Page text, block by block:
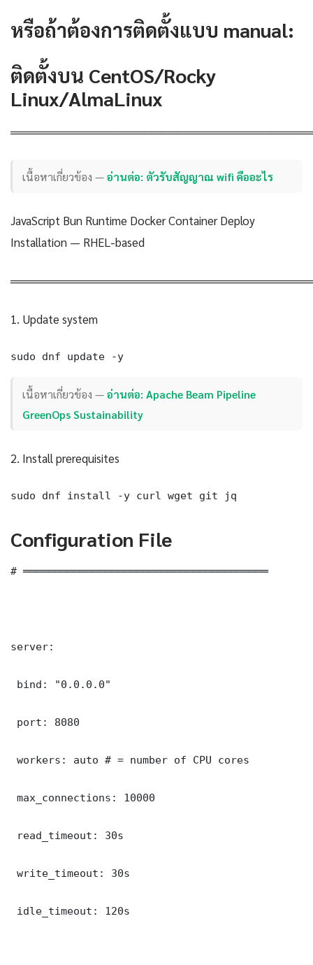
หรือถ้าต้องการติดตั้งแบบ manual:
ติดตั้งบน CentOS/Rocky
Linux/AlmaLinux
เนื้อหาเกี่ยวข้อง —อ่านต่อ: ตัวรับสัญญาณ wifi คืออะไร
JavaScript Bun Runtime Docker Container Deploy
Installation — RHEL-based
1. Update system
sudo dnf update -y
เนื้อหาเกี่ยวข้อง —อ่านต่อ: Apache Beam Pipeline
GreenOps Sustainability
2. Install prerequisites
sudo dnf install -y curl wget git jq
Configuration File
# ═══════════════════════════════════════
server:
bind: "0.0.0.0"
port: 8080
workers: auto # = number of CPU cores
max_connections: 10000
read_timeout: 30s
write_timeout: 30s
idle_timeout: 120s